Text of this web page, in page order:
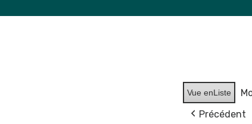
Vue enListe
Précédent